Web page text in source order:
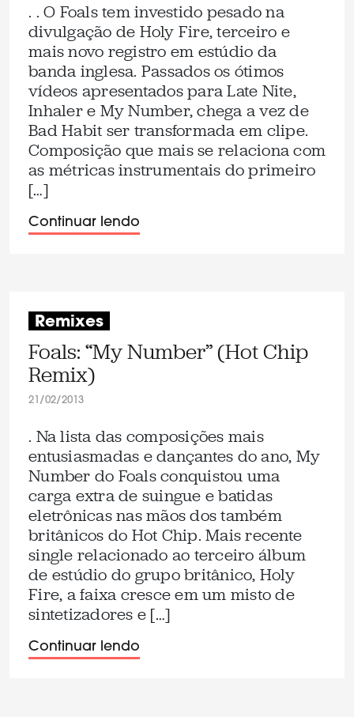
. . O Foals tem investido pesado na
divulgação de Holy Fire, terceiro e
mais novo registro em estúdio da
banda inglesa. Passados os ótimos
vídeos apresentados para Late Nite,
Inhaler e My Number, chega a vez de
Bad Habit ser transformada em clipe.
Composição que mais se relaciona com
as métricas instrumentais do primeiro
[…]
Continuar lendo
Remixes
Foals: “My Number” (Hot Chip
Remix)
21/02/2013
. Na lista das composições mais
entusiasmadas e dançantes do ano, My
Number do Foals conquistou uma
carga extra de suingue e batidas
eletrônicas nas mãos dos também
britânicos do Hot Chip. Mais recente
single relacionado ao terceiro álbum
de estúdio do grupo britânico, Holy
Fire, a faixa cresce em um misto de
sintetizadores e […]
Continuar lendo